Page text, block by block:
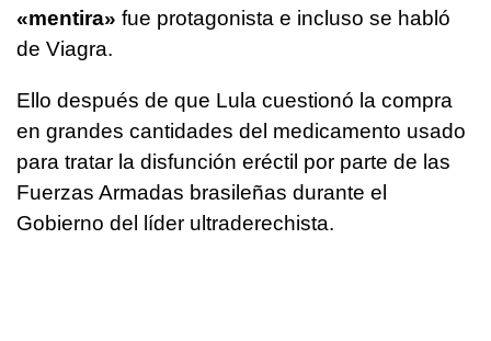
«mentira» fue protagonista e incluso se habló
de Viagra.
Ello después de que Lula cuestionó la compra
en grandes cantidades del medicamento usado
para tratar la disfunción eréctil por parte de las
Fuerzas Armadas brasileñas durante el
Gobierno del líder ultraderechista.